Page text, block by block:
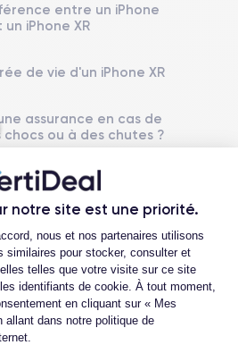
notre site est une priorité.
du
nous et nos partenaires utilisons
similaires pour stocker, consulter et
telles que votre visite sur ce site
identifiants de cookie. À tout moment,
en cliquant sur « Mes
allant dans notre politique de
Système exploit.
iOS (iOS 16)
Poids
Résolution écran
1792 x 828 pixels
Mémoire interne
Nombre de cœurs
6
Fréq. processeur
2.39 GHz
entre un iPhone
iPhone XR
de vie d'un iPhone XR
assurance en cas de
ou à des chutes ?
inclus dans la
offrez-vous sur vos
de paiement ?
l'iPhone XR en